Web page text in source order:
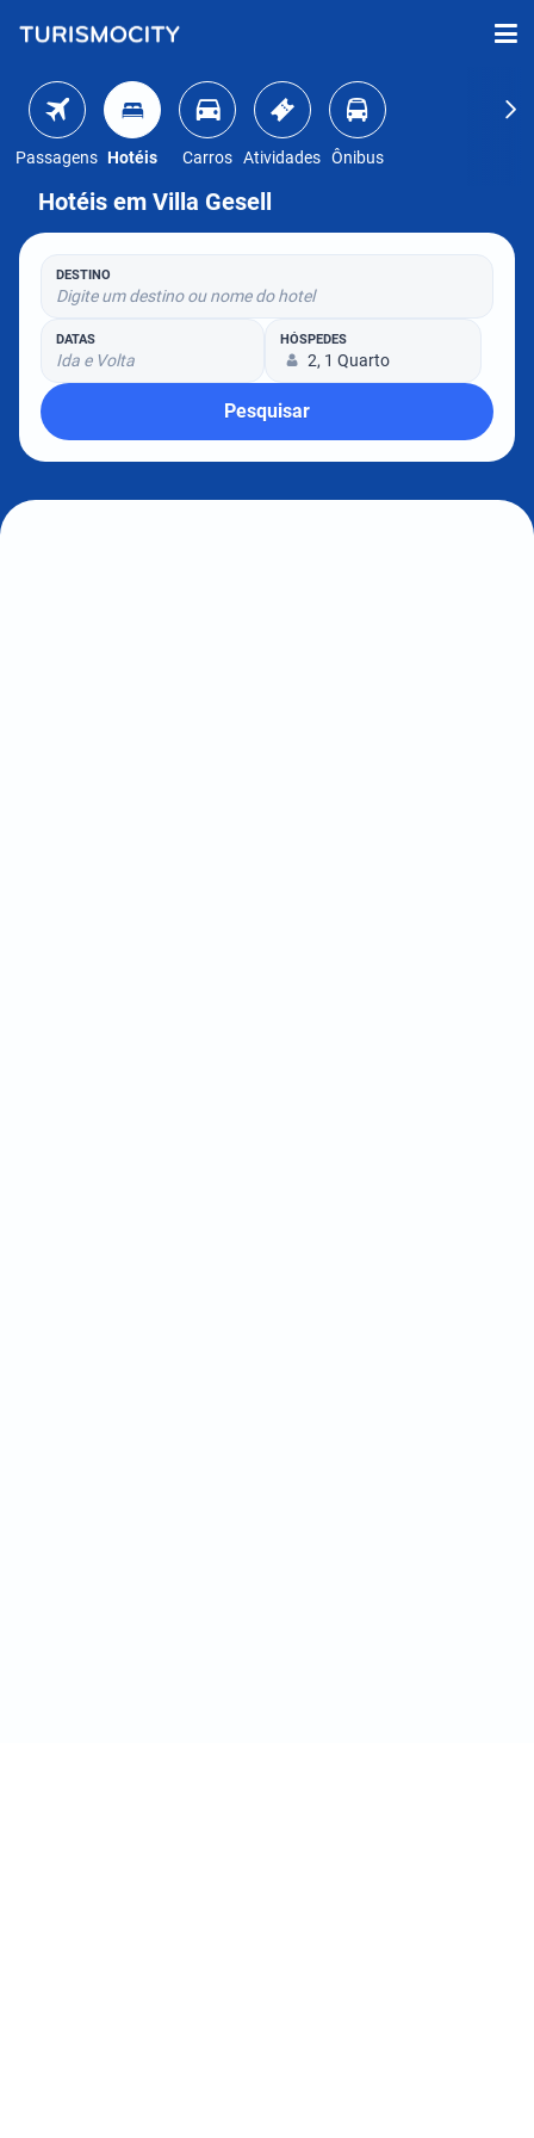
Passagens Hotéis Carros Atividades Ônibus
Hotéis em Villa Gesell
DESTINO
Digite um destino ou nome do hotel
DATAS
Ida e Volta
HÓSPEDES
2, 1 Quarto
Pesquisar